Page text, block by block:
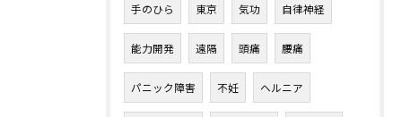
手のひら 東京 気功 自律神経
能力開発 遠隔 頭痛 腰痛
パニック障害 不妊 ヘルニア